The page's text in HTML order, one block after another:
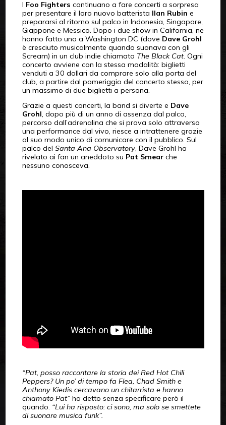
I Foo Fighters continuano a fare concerti a sorpresa
per presentare il loro nuovo batterista Ilan Rubin e
prepararsi al ritorno sul palco in Indonesia, Singapore,
Giappone e Messico. Dopo i due show in California, ne
hanno fatto uno a Washington DC (dove Dave Grohl
è cresciuto musicalmente quando suonava con gli
Scream) in un club indie chiamato The Black Cat. Ogni
concerto avviene con la stessa modalità: biglietti
venduti a 30 dollari da comprare solo alla porta del
club, a partire dal pomeriggio del concerto stesso, per
un massimo di due biglietti a persona.
Grazie a questi concerti, la band si diverte e Dave
Grohl, dopo più di un anno di assenza dal palco,
percorso dall’adrenalina che si prova solo attraverso
una performance dal vivo, riesce a intrattenere grazie
al suo modo unico di comunicare con il pubblico. Sul
palco del Santa Ana Observatory, Dave Grohl ha
rivelato ai fan un aneddoto su Pat Smearche
nessuno conosceva.
“Pat, posso raccontare la storia dei Red Hot Chili
Peppers? Un po’ di tempo fa Flea, Chad Smith e
Anthony Kiedis cercavano un chitarrista e hanno
chiamato Pat”ha detto senza specificare però il
quando. “Lui ha risposto: ci sono, ma solo se smettete
di suonare musica funk”.